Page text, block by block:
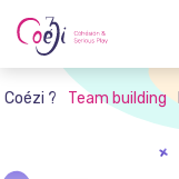
Skip
to
content
? Team building